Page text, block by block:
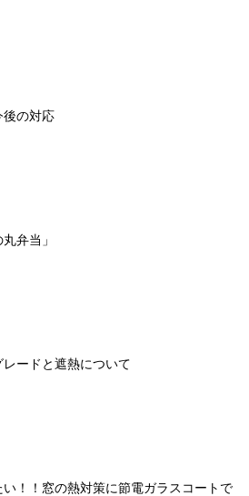
後の対応
弁当」
ードと遮熱について
！！窓の熱対策に節電ガラスコートで